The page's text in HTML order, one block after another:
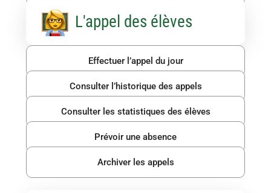
L'appel des élèves
Effectuer l’appel du jour
Consulter l’historique des appels
Consulter les statistiques des élèves
Prévoir une absence
Archiver les appels